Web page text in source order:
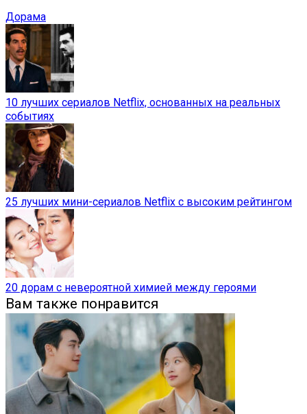
Дорама
10 лучших сериалов Netflix, основанных на реальных
событиях
25 лучших мини-сериалов Netflix с высоким рейтингом
20 дорам с невероятной химией между героями
Вам также понравится